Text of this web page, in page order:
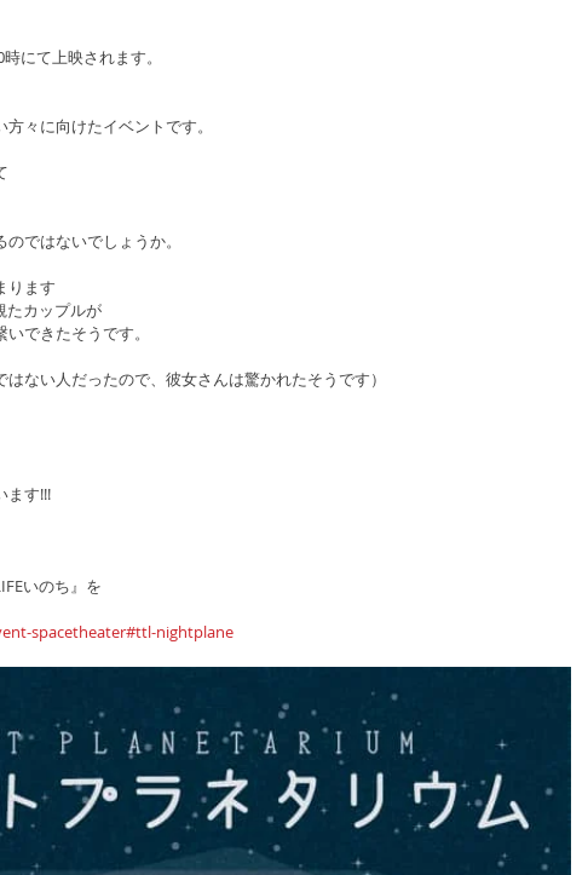
にて上映されます。
々に向けたイベントです。
ではないでしょうか。
ります
たカップルが
できたそうです。
はない人だったので、彼女さんは驚かれたそうです）
ます!!!
いのち』を
spacetheater#ttl-nightplane